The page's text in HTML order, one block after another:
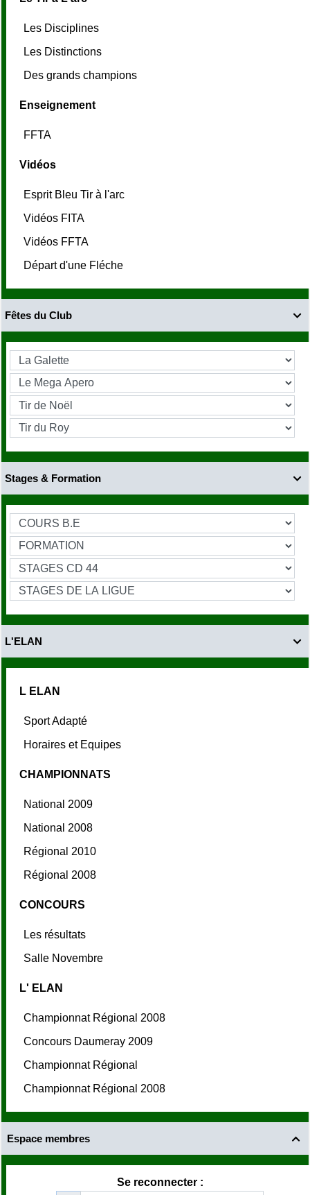
Les Disciplines
Les Distinctions
Des grands champions
Enseignement
FFTA
Vidéos
Esprit Bleu Tir à l'arc
Vidéos FITA
Vidéos FFTA
Départ d'une Fléche

Fêtes du Club

Stages & Formation

L'ELAN
L ELAN
Sport Adapté
Horaires et Equipes
CHAMPIONNATS
National 2009
National 2008
Régional 2010
Régional 2008
CONCOURS
Les résultats
Salle Novembre
L' ELAN
Championnat Régional 2008
Concours Daumeray 2009
Championnat Régional
Championnat Régional 2008

Espace membres
Se reconnecter :